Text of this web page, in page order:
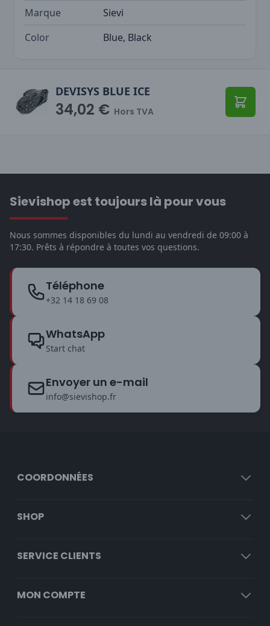
Marque
Sievi
Color
Blue, Black
DEVISYS BLUE ICE
34,02 € Hors TVA
Sievishop est toujours là pour vous
Nous sommes disponibles du lundi au vendredi de 09:00 à
17:30. Prêts à répondre à toutes vos questions.
Téléphone
+32 14 18 69 08
WhatsApp
Start chat
Envoyer un e-mail
info@sievishop.fr
COORDONNÉES
SHOP
SERVICE CLIENTS
MON COMPTE